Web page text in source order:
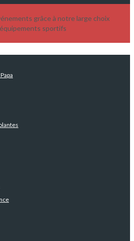
grâce à notre large choix
équipements sportifs